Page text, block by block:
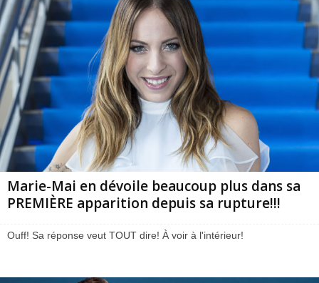
Marie-Mai en dévoile beaucoup plus dans sa
PREMIÈRE apparition depuis sa rupture!!!
Ouff! Sa réponse veut TOUT dire! À voir à l'intérieur!